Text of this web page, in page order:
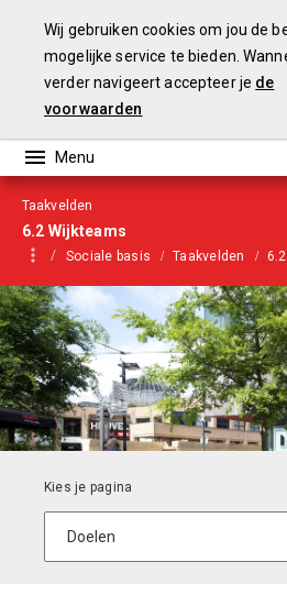
Taakvelden
6.2 Wijkteams
Sociale basis Taakvelden
Wij gebruiken cookies om jou de
mogelijke service te bieden.
verder navigeert accepteer je de
voorwaarden